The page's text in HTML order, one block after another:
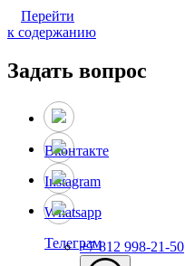
Перейти
к содержанию
Задать вопрос
Вконтакте
Instagram
Whatsapp
Телеграм+7 812 998-21-50